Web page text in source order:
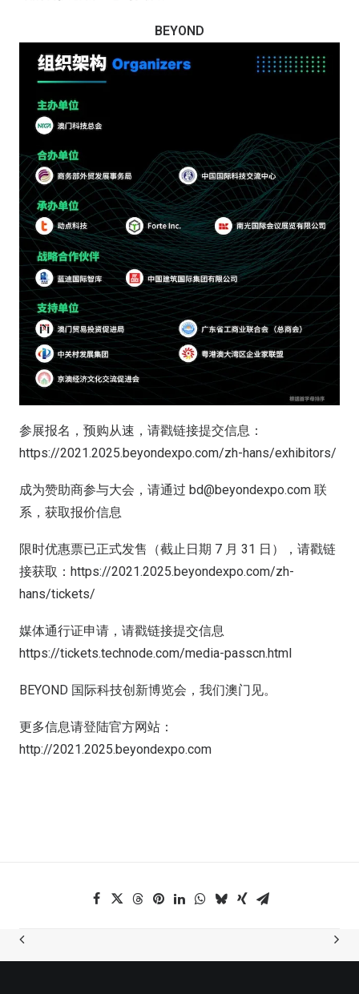
BEYOND
参展报名，预购从速，请戳链接提交信息：
https://2021.2025.beyondexpo.com/zh-hans/exhibitors/
成为赞助商参与大会，请通过 bd@beyondexpo.com 联
系，获取报价信息
限时优惠票已正式发售（截止日期 7 月 31 日），请戳链
接获取：https://2021.2025.beyondexpo.com/zh-
hans/tickets/
媒体通行证申请，请戳链接提交信息
https://tickets.technode.com/media-passcn.html
BEYOND 国际科技创新博览会，我们澳门见。
更多信息请登陆官方网站：
http://2021.2025.beyondexpo.com